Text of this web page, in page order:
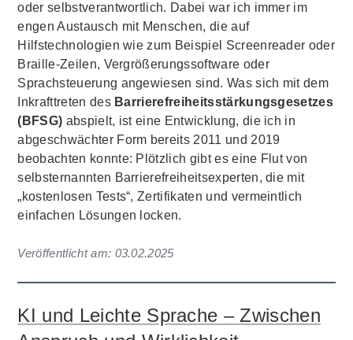
oder selbstverantwortlich. Dabei war ich immer im
engen Austausch mit Menschen, die auf
Hilfstechnologien wie zum Beispiel Screenreader oder
Braille-Zeilen, Vergrößerungssoftware oder
Sprachsteuerung angewiesen sind. Was sich mit dem
Inkrafttreten des Barrierefreiheitsstärkungsgesetzes
(BFSG) abspielt, ist eine Entwicklung, die ich in
abgeschwächter Form bereits 2011 und 2019
beobachten konnte: Plötzlich gibt es eine Flut von
selbsternannten Barrierefreiheitsexperten, die mit
„kostenlosen Tests“, Zertifikaten und vermeintlich
einfachen Lösungen locken.
Veröffentlicht am: 03.02.2025
KI und Leichte Sprache – Zwischen